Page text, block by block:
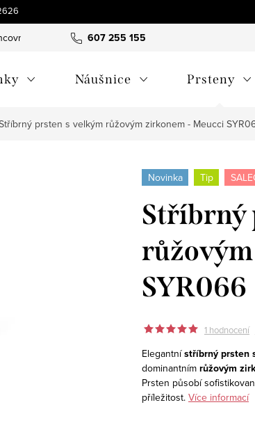
607 255 155
značky Hodnocení obchodu
Náušnice Prsteny
prsten s velkým růžovým zirkonem - Meucci
Novinka Tip
Stříbrný
SYR066
1 hodnocení
Elegantnístříbrný prsten
dominantním růžovým
Prsten působí
příležitost. Více informací